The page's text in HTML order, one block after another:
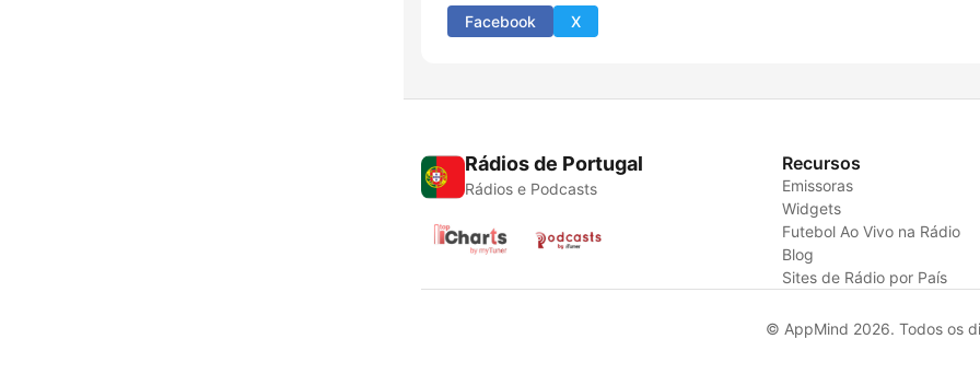
Facebook X
Rádios de Portugal
Rádios e Podcasts
Recursos
Emissoras
Widgets
Futebol Ao Vivo na Rádio
Blog
Sites de Rádio por País
© AppMind 2026. Todos os